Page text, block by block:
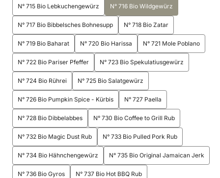
N° 715 Bio Lebkuchengewürz N° 716 Bio Wildgewürz
N° 717 Bio Bibbelsches Bohnesupp N° 718 Bio Zatar
N° 719 Bio Baharat N° 720 Bio Harissa N° 721 Mole Poblano
N° 722 Bio Pariser Pfeffer N° 723 Bio Spekulatiusgewürz
N° 724 Bio Rührei N° 725 Bio Salatgewürz
N° 726 Bio Pumpkin Spice - Kürbis N° 727 Paella
N° 728 Bio Dibbelabbes N° 730 Bio Coffee to Grill Rub
N° 732 Bio Magic Dust Rub N° 733 Bio Pulled Pork Rub
N° 734 Bio Hähnchengewürz N° 735 Bio Original Jamaican Jerk
N° 736 Bio Gyros N° 737 Bio Hot BBQ Rub